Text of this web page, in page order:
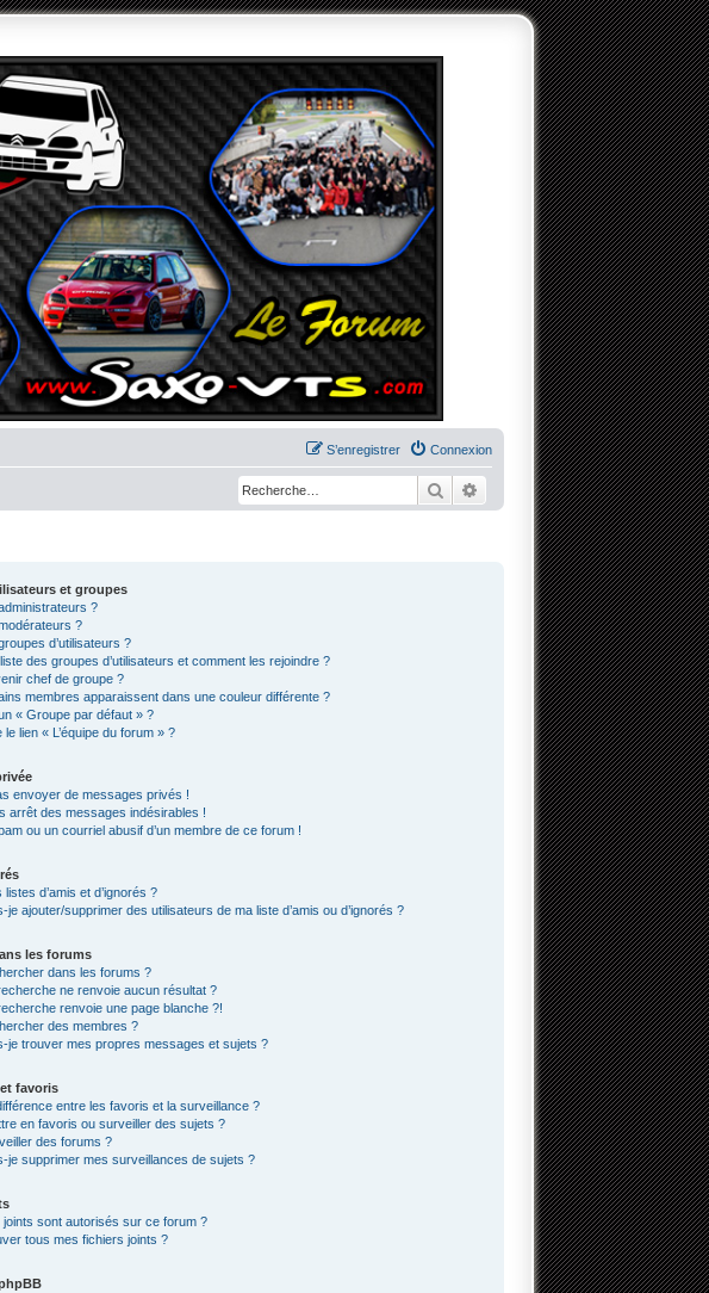
Connexion
S’enregistrer
RechercherRecherche avancée
et groupes
?
?
d’utilisateurs ?
des groupes d’utilisateurs et comment les rejoindre ?
chef de groupe ?
membres apparaissent dans une couleur différente ?
« Groupe par défaut » ?
le lien « L’équipe du forum » ?
envoyer de messages privés !
arrêt des messages indésirables !
ou un courriel abusif d’un membre de ce forum !
d’amis et d’ignorés ?
je ajouter/supprimer des utilisateurs de ma liste d’amis ou d’ignorés ?
les forums
dans les forums ?
ne renvoie aucun résultat ?
renvoie une page blanche ?!
des membres ?
je trouver mes propres messages et sujets ?
favoris
entre les favoris et la surveillance ?
en favoris ou surveiller des sujets ?
des forums ?
je supprimer mes surveillances de sujets ?
sont autorisés sur ce forum ?
tous mes fichiers joints ?